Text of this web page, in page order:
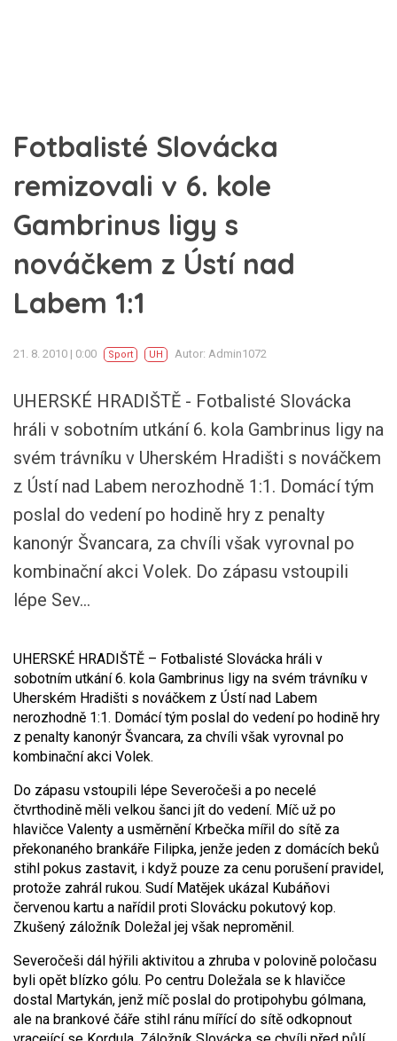
Fotbalisté Slovácka
remizovali v 6. kole
Gambrinus ligy s
nováčkem z Ústí nad
Labem 1:1
21. 8. 2010 | 0:00 Sport UH Autor: Admin1072
UHERSKÉ HRADIŠTĚ - Fotbalisté Slovácka
hráli v sobotním utkání 6. kola Gambrinus ligy na
svém trávníku v Uherském Hradišti s nováčkem
z Ústí nad Labem nerozhodně 1:1. Domácí tým
poslal do vedení po hodině hry z penalty
kanonýr Švancara, za chvíli však vyrovnal po
kombinační akci Volek. Do zápasu vstoupili
lépe Sev...
UHERSKÉ HRADIŠTĚ – Fotbalisté Slovácka hráli v
sobotním utkání 6. kola Gambrinus ligy na svém trávníku v
Uherském Hradišti s nováčkem z Ústí nad Labem
nerozhodně 1:1. Domácí tým poslal do vedení po hodině hry
z penalty kanonýr Švancara, za chvíli však vyrovnal po
kombinační akci Volek.
Do zápasu vstoupili lépe Severočeši a po necelé
čtvrthodině měli velkou šanci jít do vedení. Míč už po
hlavičce Valenty a usměrnění Krbečka mířil do sítě za
překonaného brankáře Filipka, jenže jeden z domácích beků
stihl pokus zastavit, i když pouze za cenu porušení pravidel,
protože zahrál rukou. Sudí Matějek ukázal Kubáňovi
červenou kartu a nařídil proti Slovácku pokutový kop.
Zkušený záložník Doležal jej však neproměnil.
Severočeši dál hýřili aktivitou a zhruba v polovině poločasu
byli opět blízko gólu. Po centru Doležala se k hlavičce
dostal Martykán, jenž míč poslal do protipohybu gólmana,
ale na brankové čáře stihl ránu mířící do sítě odkopnout